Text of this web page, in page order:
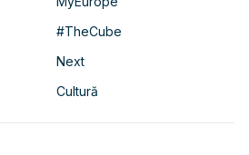
#TheCube
Next
Cultură